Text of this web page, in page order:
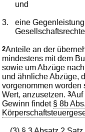
und
3.
eine
2Anteile an der
mindestens mit dem
sowie um Abzüge nach
und ähnliche Abzüge,
vorgenommen worden
Wert, anzusetzen.3Auf
Gewinn findet § 8b